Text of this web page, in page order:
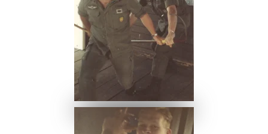
Ansehen